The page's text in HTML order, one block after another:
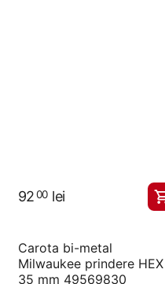
9200 lei
Carota bi-metal
Milwaukee prindere HEX
35 mm 49569830